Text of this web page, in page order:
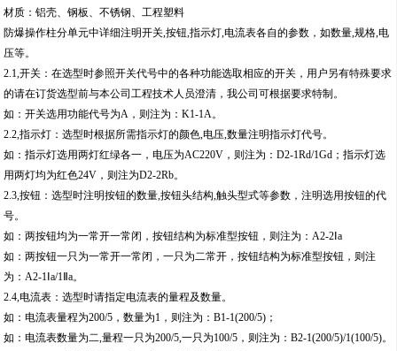
材质：铝壳、钢板、不锈钢、工程塑料
防爆操作柱分单元中详细注明开关,按钮,指示灯,电流表各自的参数，如数量,规格,电
压等。
2.1,开关：在选型时参照开关代号中的各种功能选取相应的开关，用户另有特殊要求
的请在订货选型前与本公司工程技术人员澄清，我公司可根据要求特制。
如：开关选用功能代号为A，则注为：K1-1A。
2.2,指示灯：选型时根据所需指示灯的颜色,电压,数量注明指示灯代号。
如：指示灯选用两灯红绿各一，电压为AC220V，则注为：D2-1Rd/1Gd；指示灯选
用两灯均为红色24V，则注为D2-2Rb。
2.3,按钮：选型时注明按钮的数量,按钮头结构,触头型式等参数，注明选用按钮的代
号。
如：两按钮均为一常开一常闭，按钮结构为标准型按钮，则注为：A2-2Ⅰa
如：两按钮一只为一常开一常闭，一只为二常开，按钮结构为标准型按钮，则注
为：A2-1Ⅰa/1Ⅱa。
2.4,电流表：选型时请指定电流表的量程及数量。
如：电流表量程为200/5，数量为1，则注为：B1-1(200/5)；
如：电流表数量为二,量程一只为200/5,一只为100/5，则注为：B2-1(200/5)/1(100/5)。